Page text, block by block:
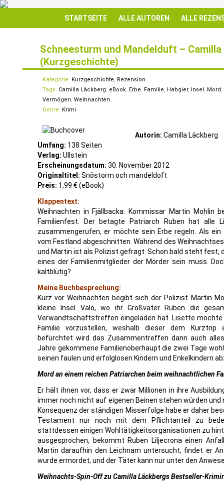
STARTSEITE ALLE AUTOREN ALLE
Schneesturm und Mandelduft –
(Kurzgeschichte)
Kategorie: Kurzgeschichte, Rezension
Tags: Camilla Läckberg, eBook, Erbe, Familie, Habgier, Insel, Mord,
Vermögen, Weihnachten
Genre: Krimi
Autorin: Camilla Läckberg
Umfang: 138 Seiten
Verlag: Ullstein
Erscheinungsdatum: 30. November 2012
Originaltitel: Snöstorm och mandeldoft
Preis: 1,99 € (eBook)
Klappentext:
Weihnachten in Fjällbacka: Kommissar Martin Mohlin
Familienfest. Der betagte Patriarch Ruben hat alle
zusammengerufen, er möchte sein Erbe regeln. Als
vom Festland abgeschnitten. Während des
und Martin ist als Polizist gefragt. Schon bald steht fest,
eines der Familienmitglieder der Mörder sein muss.
kaltblütig?
Meine Buchbesprechung:
Kurz vor Weihnachten begibt sich der Polizist Martin
kleine Insel Valö, wo ihr Großvater Ruben die
Verwandtschaftstreffen eingeladen hat. Lisette möchte
Familie vorzustellen, weshalb dieser dem Kurztrip
befürchtet wird das Zusammentreffen dann auch
Jahre gekommene Familienoberhaupt die zwei Tage
seinen faulen und erfolglosen Kindern und Enkelkindern
Mord an einem reichen Patriarchen beim weihnachtlichen
Er hält ihnen vor, dass er zwar Millionen in ihre
immer noch nicht auf eigenen Beinen stehen würden und
Konsequenz der ständigen Misserfolge habe er daher
Testament nur noch mit dem Pflichtanteil zu
stattdessen einigen Wohltätigkeitsorganisationen zu
ausgesprochen, bekommt Ruben Liljecrona einen
Martin daraufhin den Leichnam untersucht, findet er
wurde ermordet, und der Täter kann nur unter den
Weihnachts-Spin-Off zu Camilla Läckbergs Bestseller-